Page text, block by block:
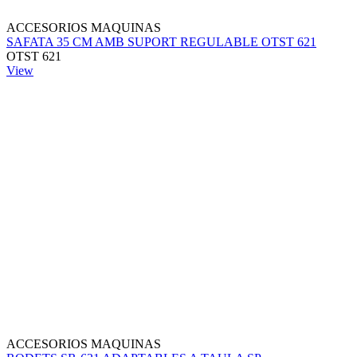
ACCESORIOS MAQUINAS
SAFATA 35 CM AMB SUPORT REGULABLE OTST 621
OTST 621
View
ACCESORIOS MAQUINAS